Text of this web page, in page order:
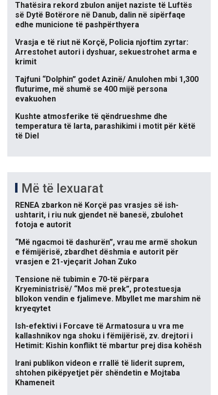
Thatësira rekord zbulon anijet naziste të Luftës
së Dytë Botërore në Danub, dalin në sipërfaqe
edhe municione të pashpërthyera
Vrasja e të riut në Korçë, Policia njoftim zyrtar:
Arrestohet autori i dyshuar, sekuestrohet arma e
krimit
Tajfuni “Dolphin” godet Azinë/ Anulohen mbi 1,300
fluturime, më shumë se 400 mijë persona
evakuohen
Kushte atmosferike të qëndrueshme dhe
temperatura të larta, parashikimi i motit për këtë
të Diel
Më të lexuarat
RENEA zbarkon në Korçë pas vrasjes së ish-
ushtarit, i riu nuk gjendet në banesë, zbulohet
fotoja e autorit
“Më ngacmoi të dashurën”, vrau me armë shokun
e fëmijërisë, zbardhet dëshmia e autorit për
vrasjen e 21-vjeçarit Johan Zuko
Tensione në tubimin e 70-të përpara
Kryeministrisë/ “Mos më prek”, protestuesja
bllokon vendin e fjalimeve. Mbyllet me marshim në
kryeqytet
Ish-efektivi i Forcave të Armatosura u vra me
kallashnikov nga shoku i fëmijërisë, zv. drejtori i
Hetimit: Kishin konflikt të mbartur prej disa kohësh
Irani publikon videon e rrallë të liderit suprem,
shtohen pikëpyetjet për shëndetin e Mojtaba
Khameneit